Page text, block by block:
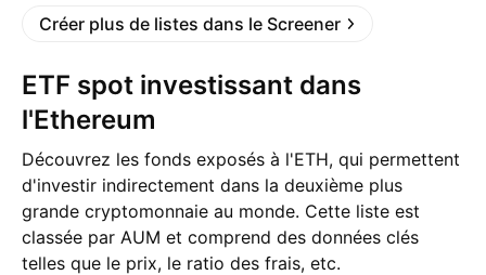
Créer plus de listes dans le Screener
ETF spot investissant dans
l'Ethereum
Découvrez les fonds exposés à l'ETH, qui permettent
d'investir indirectement dans la deuxième plus
grande cryptomonnaie au monde. Cette liste est
classée par AUM et comprend des données clés
telles que le prix, le ratio des frais, etc.